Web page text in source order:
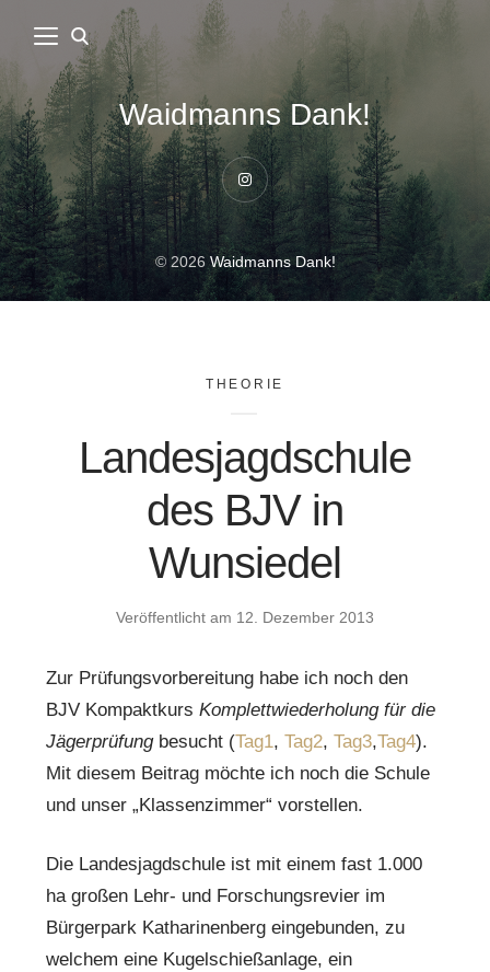
Waidmanns Dank!
Instagram
© 2026Waidmanns Dank!
THEORIE
Landesjagdschule
des BJV in
Wunsiedel
Veröffentlicht am 12. Dezember 2013
Zur Prüfungsvorbereitung habe ich noch den
BJV Kompaktkurs Komplettwiederholung für die
Jägerprüfungbesucht (Tag1, Tag2, Tag3,Tag4).
Mit diesem Beitrag möchte ich noch die Schule
und unser „Klassenzimmer“ vorstellen.
Die Landesjagdschule ist mit einem fast 1.000
ha großen Lehr- und Forschungsrevier im
Bürgerpark Katharinenberg eingebunden, zu
welchem eine Kugelschießanlage, ein